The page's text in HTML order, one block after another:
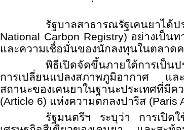
รัฐบาลสาธารณรัฐเคนยาไ
National Carbon Registry) อย่างเป็น
และความเชื่อมั่นของนักลงทุนในตลาด
พิธีเปิดจัดขึ้นภายใต้การเป็นป
การเปลี่ยนแปลงสภาพภูมิอากาศ แล
สถานะของเคนยาในฐานะประเทศที่มี
(Article 6) แห่งความตกลงปารีส (Paris
รัฐมนตรีฯ ระบุว่า การเปิดใ